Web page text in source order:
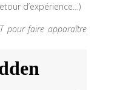
d’expérience…)
pour faire apparaître